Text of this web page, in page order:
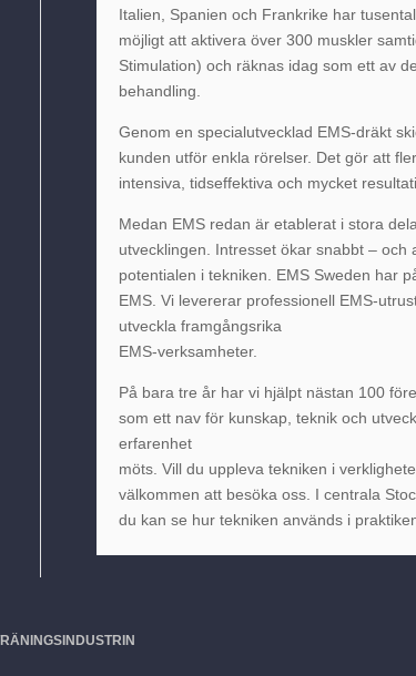
Italien, Spanien och Frankrike har
möjligt att aktivera över 300 muskler
Stimulation) och räknas idag som ett av
behandling.
Genom en specialutvecklad EMS-dräkt
kunden utför enkla rörelser. Det gör att
intensiva, tidseffektiva och mycket
Medan EMS redan är etablerat i stora
utvecklingen. Intresset ökar snabbt –
potentialen i tekniken. EMS Sweden har
EMS. Vi levererar professionell EMS-
utveckla framgångsrika
EMS-verksamheter.
På bara tre år har vi hjälpt nästan 100
som ett nav för kunskap, teknik och
erfarenhet
möts. Vill du uppleva tekniken i
välkommen att besöka oss. I centrala
du kan se hur tekniken används i